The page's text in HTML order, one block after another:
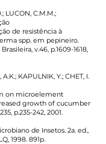
LUCON, C.M.M.;
de resistência à
spp. em pepineiro.
v.46, p.1609-1618,
KAPULNIK, Y.; CHET, I.
on microelement
growth of cucumber
p.235-242, 2001.
de Insetos. 2a. ed.,
1998. 891p.